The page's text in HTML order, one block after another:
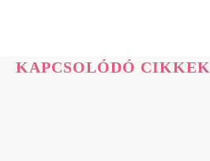
KAPCSOLÓDÓ CIKKEK